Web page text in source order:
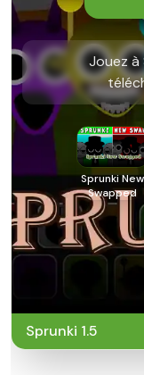
Jouez à
Sprunki New
Swapped
Sprunki 1.5